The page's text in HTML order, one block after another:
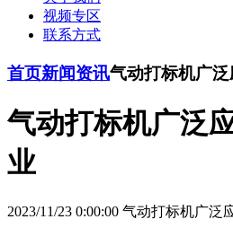
视频专区
联系方式
首页新闻资讯气动打标机广
气动打标机广泛
业
2023/11/23 0:00:00 气动打标机广泛